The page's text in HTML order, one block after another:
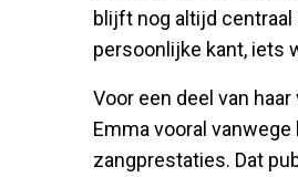
blijft nog altijd
persoonlijke kant, iets
Voor een deel van
Emma vooral
zangprestaties. Dat